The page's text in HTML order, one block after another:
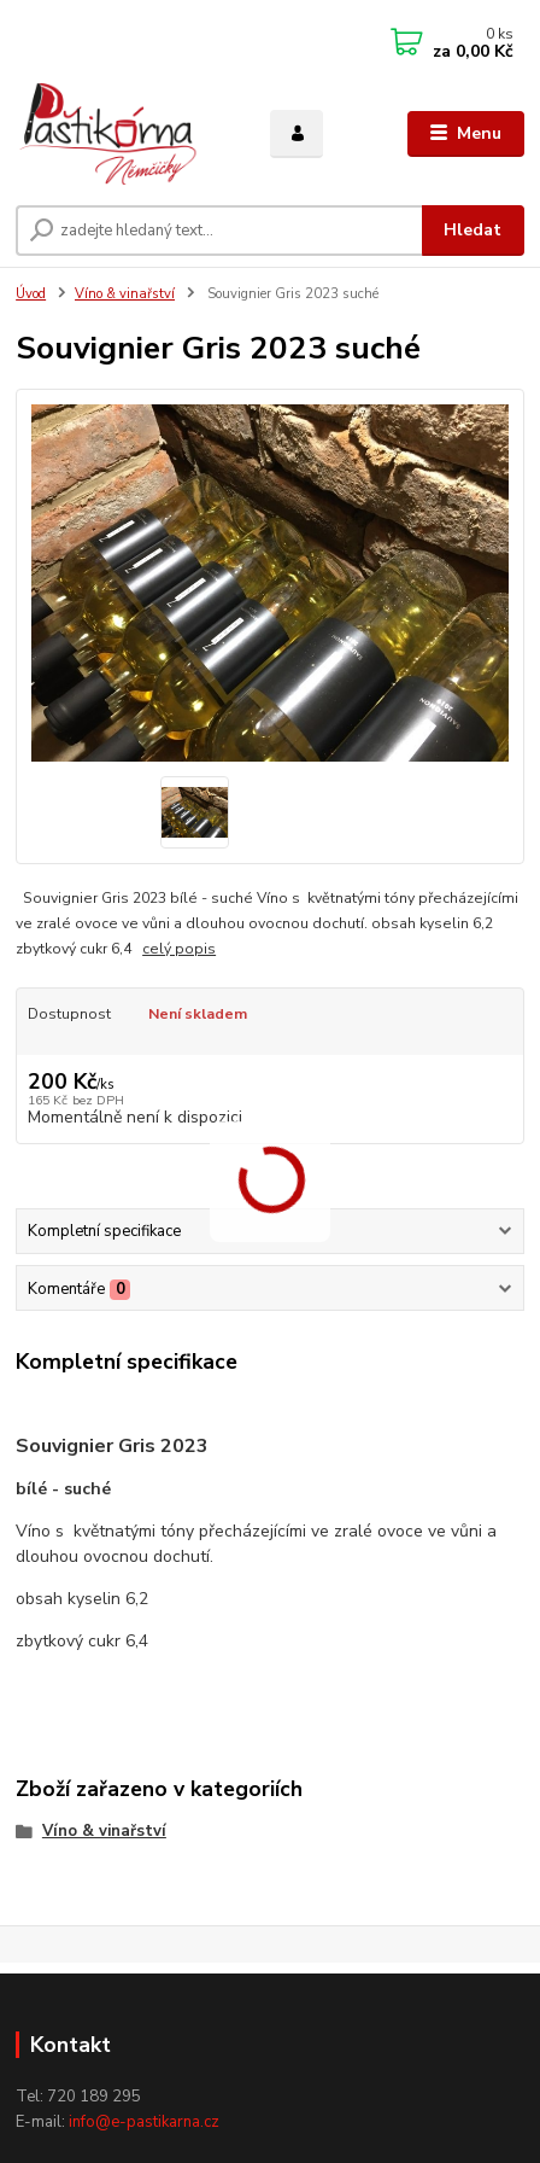
Menu
Hledat
0 ks
za 0,00 Kč
Úvod Víno & vinařství Souvignier Gris 2023 suché
Souvignier Gris 2023 suché
Souvignier Gris 2023 bílé - suché Víno s květnatými tóny přecházejícími
ve zralé ovoce ve vůni a dlouhou ovocnou dochutí. obsah kyselin 6,2
zbytkový cukr 6,4 celý popis
Dostupnost Není skladem
200 Kč/ks
165 Kč bez DPH
Momentálně není k dispozici
Kompletní specifikace
Komentáře 0
Kompletní specifikace
Souvignier Gris 2023
bílé - suché
Víno s květnatými tóny přecházejícími ve zralé ovoce ve vůni a
dlouhou ovocnou dochutí.
obsah kyselin 6,2
zbytkový cukr 6,4
Zboží zařazeno v kategoriích
Víno & vinařství
Kontakt
Tel: 720 189 295
E-mail:info@e-pastikarna.cz